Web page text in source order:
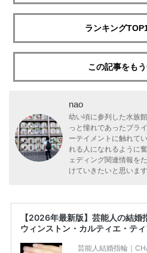
ランキング
この記事をも
nao
幼い頃に参列した水族
っと憧れであったブラ
ーテイメントに触れて
れる人になれるように
ェディング関連情報を
けていきたいと思います
【2026年最新版】芸能人の結
ウィンストン・カルティエ・テ
芸能人結婚指輪｜